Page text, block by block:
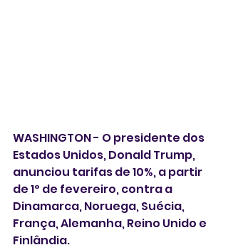
WASHINGTON - O presidente dos
Estados Unidos, Donald Trump,
anunciou tarifas de 10%, a partir
de 1º de fevereiro, contra a
Dinamarca, Noruega, Suécia,
França, Alemanha, Reino Unido e
Finlândia.